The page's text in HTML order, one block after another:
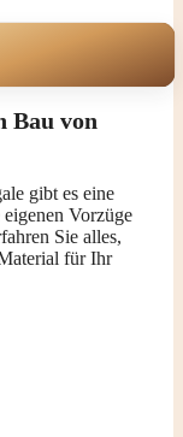
Bau von
gibt es eine
Vorzüge
Sie alles,
für Ihr